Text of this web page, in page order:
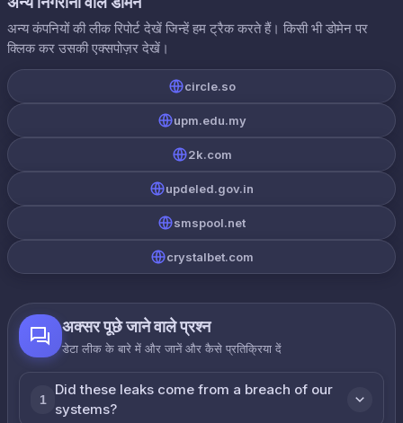
अन्य कंपनियों की लीक रिपोर्ट देखें जिन्हें हम ट्रैक करते हैं। किसी भी डोमेन पर
क्लिक कर उसकी एक्सपोज़र देखें।
circle.so
upm.edu.my
2k.com
updeled.gov.in
smspool.net
crystalbet.com
अक्सर पूछे जाने वाले प्रश्न
डेटा लीक के बारे में और जानें और कैसे प्रतिक्रिया दें
1
Did these leaks come from a breach of our
systems?